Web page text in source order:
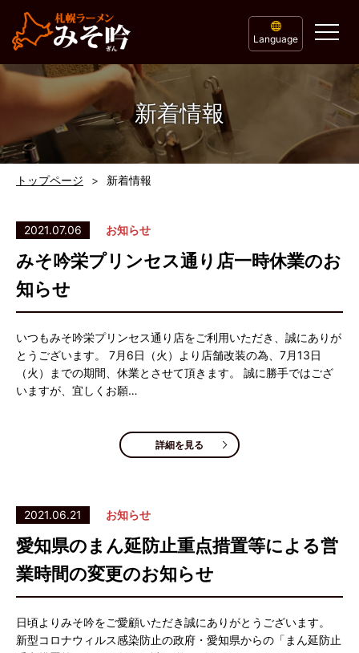
Language
新着情報
トップページ 新着情報
2021.07.06 お知らせ
みそ吟栄プリンセス通り店一時休業のお
知らせ
いつもみそ吟栄プリンセス通り店をご利用いただき、誠にありが
とうございます。 7月6日（火）より店舗改装の為、7月13日
（火）までの期間、休業とさせて頂きます。 誠に勝手ではござ
いますが、宜しくお願…
詳細を見る
2021.06.21 お知らせ
愛知県のまん延防止重点措置等による営
業時間の変更のお知らせ
日頃よりみそ吟をご愛顧いただき誠にありがとうございます。
新型コロナウィルス感染防止の政府・愛知県からの「まん延防止